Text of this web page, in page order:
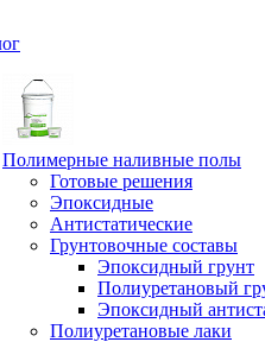
Полимерные наливные полы
Готовые решения
Эпоксидные
Антистатические
Грунтовочные составы
Эпоксидный грунт
Полиуретановый
Эпоксидный
Полиуретановые лаки